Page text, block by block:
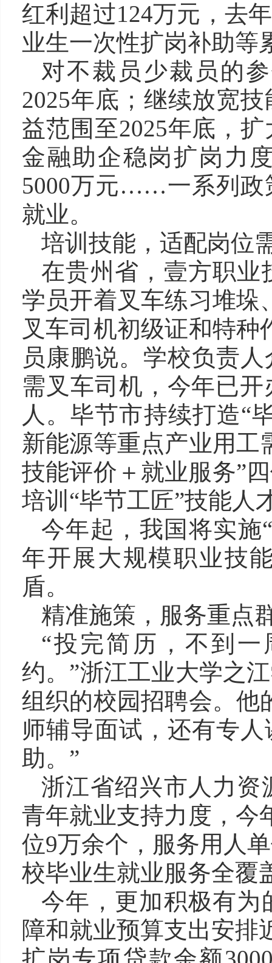
红利超过124万元，去
业生一次性扩岗补助等
对不裁员少裁员的
2025年底；继续放宽
益范围至2025年底，
金融助企稳岗扩岗力
5000万元……一系列政
就业。
培训技能，适配岗位
在贵州省，壹方职业
学员开着叉车练习堆垛
叉车司机初级证和特种
员康鹏说。学校负责
需叉车司机，今年已
人。毕节市持续打造“
新能源等重点产业用工
技能评价＋就业服务”
培训“毕节工匠”技能人
今年起，我国将实施
年开展大规模职业技
盾。
精准施策，服务重点
“投完简历，不到
约。”浙江工业大学之
组织的校园招聘会。他
师辅导面试，还有专
助。”
浙江省绍兴市人力资
青年就业支持力度，今
位9万余个，服务用人
校毕业生就业服务全覆
今年，更加积极有为
障和就业预算支出安排